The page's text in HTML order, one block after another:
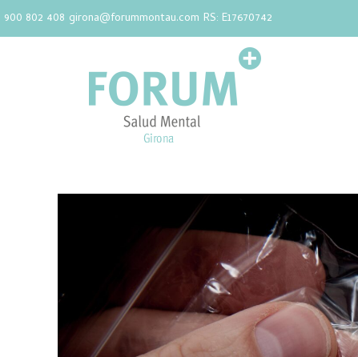
900 802 408 girona@forummontau.com RS: E17670742